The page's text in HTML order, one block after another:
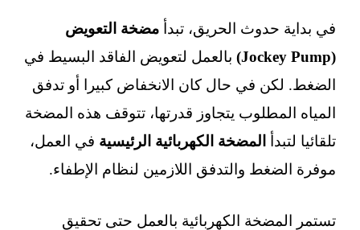
في بداية حدوث الحريق، تبدأ مضخة التعويض
(Jockey Pump)
بالعمل لتعويض الفاقد البسيط في
الضغط. لكن في حال كان الانخفاض كبيرا أو تدفق
المياه المطلوب يتجاوز قدرتها، تتوقف هذه المضخة
تلقائيا لتبدأ
المضخة الكهربائية الرئيسية في العمل،
موفرة الضغط والتدفق اللازمين لنظام الإطفاء.
تستمر المضخة الكهربائية بالعمل حتى تحقيق